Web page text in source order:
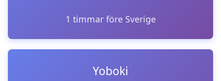
1 timmar före Sverige
Yoboki